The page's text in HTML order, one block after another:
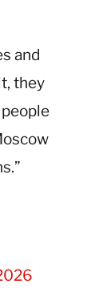
and
they